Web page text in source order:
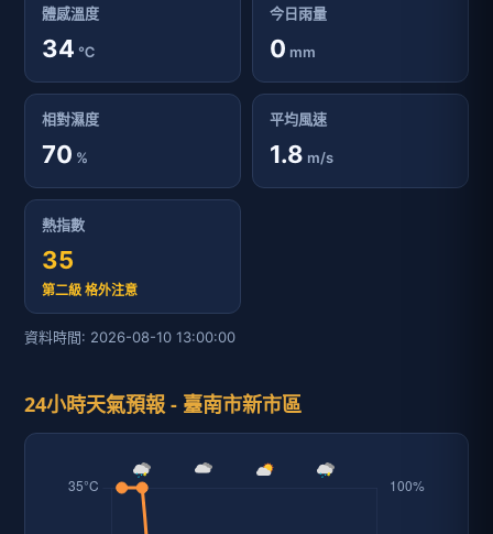
體感溫度
34 ℃
今日雨量
0 mm
相對濕度
70 %
平均風速
1.8 m/s
熱指數
35
第二級 格外注意
資料時間: 2026-08-10 13:00:00
24小時天氣預報 - 臺南市新市區